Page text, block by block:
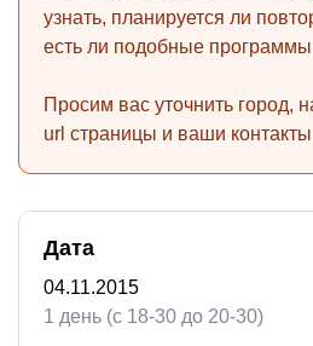
узнать, планируется ли
есть ли подобные программы
Просим вас уточнить город,
url страницы и ваши контакты
Дата
04.11.2015
1 день (с 18-30 до 20-30)